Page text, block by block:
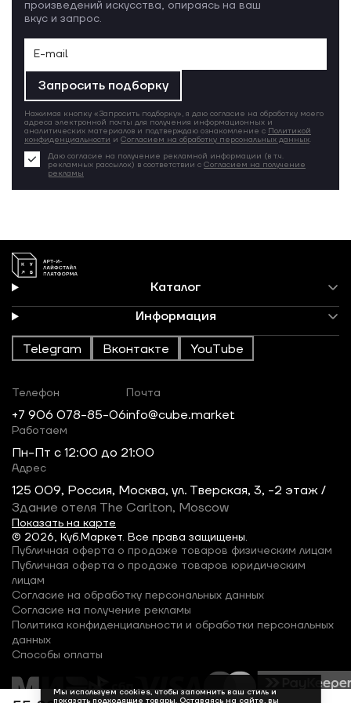
произведений искусства, опираясь на ваш
вкус и запрос.
Запросить подборку
Нажимая кнопку «Запросить подборку», я даю согласие на обработку моего
адреса электронной почты для получения информационных и
аналитических материалов и подтверждаю ознакомление с Политикой
конфиденциальности и Согласием на обработку персональных данных.
Даю согласие на получение рекламной информации (в т.ч.
рекламных рассылок) в соответствии с Согласием на получение
рекламы
Каталог
Информация
Telegram Вконтакте YouTube
© 2026, Куб.Маркет. Все права защищены.
Телефон
+7 906 078-85-06
Почта
info@cube.market
Работаем
Пн-Пт c 12:00 до 21:00
Адрес
125 009, Россия, Москва, ул. Тверская, 3, -2 этаж /
Здание отеля The Carlton, Moscow
Показать на карте
Публичная оферта о продаже товаров физическим лицам
Публичная оферта о продаже товаров юридическим
лицам
Согласие на обработку персональных данных
Согласие на получение рекламы
Политика конфиденциальности и обработки персональных
данных
Способы оплаты
Мы используем cookies, чтобы запомнить ваш стиль и
показать подходящие товары. Оставаясь на сайте, вы